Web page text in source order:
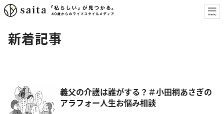
新着記事
義父の介護は誰がする？＃小田桐あさぎの
アラフォー人生お悩み相談